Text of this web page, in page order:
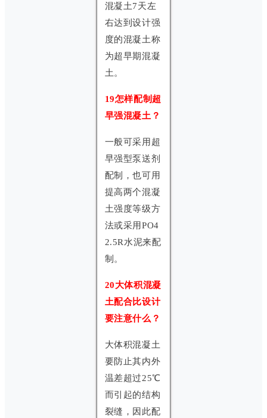
混凝土7天左
右达到设计强
度的混凝土称
为超早期混凝
土。
19怎样配制超
早强混凝土？
一般可采用超
早强型泵送剂
配制，也可用
提高两个混凝
土强度等级方
法或采用PO4
2.5R水泥来配
制。
20大体积混凝
土配合比设计
要注意什么？
大体积混凝土
要防止其内外
温差超过25℃
而引起的结构
裂缝，因此配